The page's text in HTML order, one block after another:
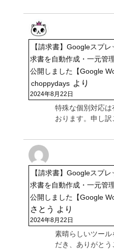
【請求書】Googleスプ
求書を自動作成・一元管
公開しました【Google
choppydays より
2024年8月22日
特殊な個別対応は
おります。申し訳
【請求書】Googleスプ
求書を自動作成・一元管
公開しました【Google
さとう より
2024年8月22日
素晴らしいツール
だき、ありがと